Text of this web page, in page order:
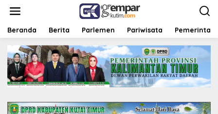
t
Beranda Berita Parlemen Pariwisata